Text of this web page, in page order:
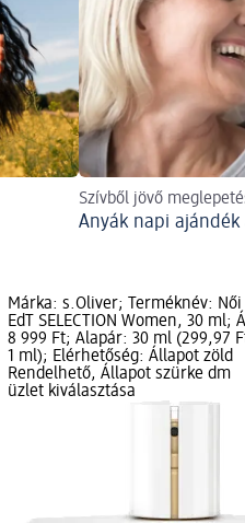
Szívből jövő
Anyák napi ajándék
Márka: s.Oliver; Terméknév: Női
EdT SELECTION Women, 30 ml;
8 999 Ft; Alapár: 30 ml (299,97
1 ml); Elérhetőség: Állapot zöld
Rendelhető, Állapot szürke dm
üzlet kiválasztása